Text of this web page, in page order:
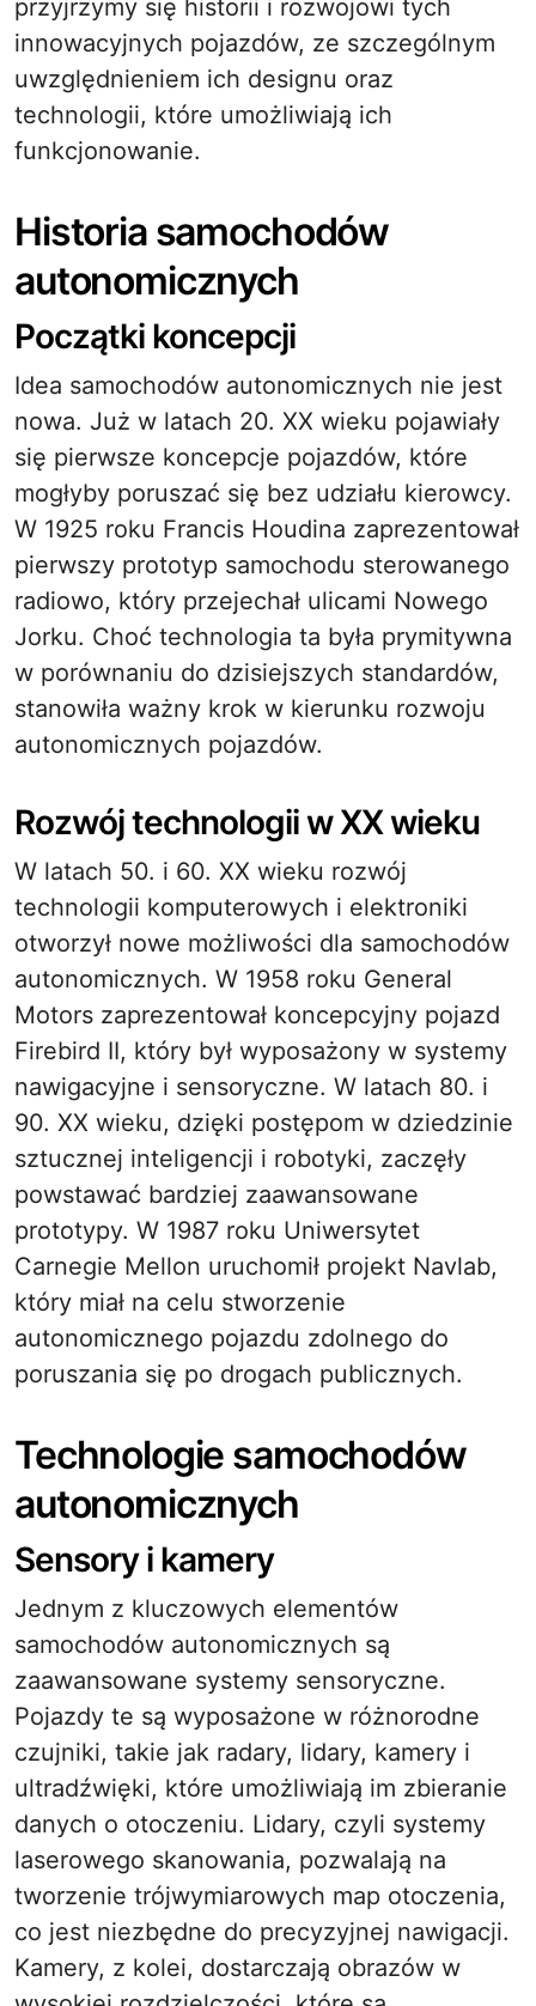
przyjrzymy się historii i rozwojowi tych
innowacyjnych pojazdów, ze szczególnym
uwzględnieniem ich designu oraz
technologii, które umożliwiają ich
funkcjonowanie.
Historia samochodów
autonomicznych
Początki koncepcji
Idea samochodów autonomicznych nie jest
nowa. Już w latach 20. XX wieku pojawiały
się pierwsze koncepcje pojazdów, które
mogłyby poruszać się bez udziału kierowcy.
W 1925 roku Francis Houdina zaprezentował
pierwszy prototyp samochodu sterowanego
radiowo, który przejechał ulicami Nowego
Jorku. Choć technologia ta była prymitywna
w porównaniu do dzisiejszych standardów,
stanowiła ważny krok w kierunku rozwoju
autonomicznych pojazdów.
Rozwój technologii w XX wieku
W latach 50. i 60. XX wieku rozwój
technologii komputerowych i elektroniki
otworzył nowe możliwości dla samochodów
autonomicznych. W 1958 roku General
Motors zaprezentował koncepcyjny pojazd
Firebird II, który był wyposażony w systemy
nawigacyjne i sensoryczne. W latach 80. i
90. XX wieku, dzięki postępom w dziedzinie
sztucznej inteligencji i robotyki, zaczęły
powstawać bardziej zaawansowane
prototypy. W 1987 roku Uniwersytet
Carnegie Mellon uruchomił projekt Navlab,
który miał na celu stworzenie
autonomicznego pojazdu zdolnego do
poruszania się po drogach publicznych.
Technologie samochodów
autonomicznych
Sensory i kamery
Jednym z kluczowych elementów
samochodów autonomicznych są
zaawansowane systemy sensoryczne.
Pojazdy te są wyposażone w różnorodne
czujniki, takie jak radary, lidary, kamery i
ultradźwięki, które umożliwiają im zbieranie
danych o otoczeniu. Lidary, czyli systemy
laserowego skanowania, pozwalają na
tworzenie trójwymiarowych map otoczenia,
co jest niezbędne do precyzyjnej nawigacji.
Kamery, z kolei, dostarczają obrazów w